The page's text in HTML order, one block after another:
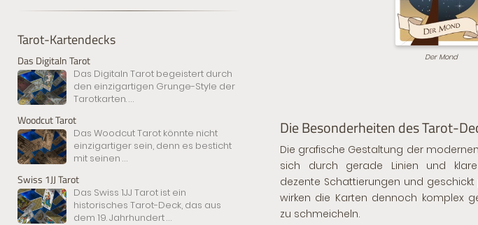
Tarot-Kartendecks
Das Digitaln Tarot
Das Digitaln Tarot begeistert durch
den einzigartigen Grunge-Style der
Tarotkarten....
Woodcut Tarot
Das Woodcut Tarot könnte nicht
einzigartiger sein, denn es besticht
mit seinen ...
Swiss 1JJ Tarot
Das Swiss 1JJ Tarot ist ein
historisches Tarot-Deck, das aus
dem 19. Jahrhundert...
Der Mond
Die Besonderheiten des Tarot-
Die grafische Gestaltung der
sich durch gerade Linien und
dezente Schattierungen und
wirken die Karten dennoch komplex
zu schmeicheln.